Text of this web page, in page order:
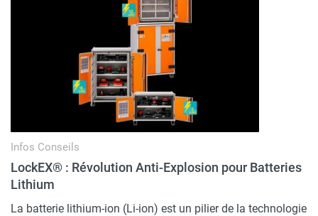
Infos Conseils
LockEX® : Révolution Anti-Explosion pour Batteries
Lithium
La batterie lithium-ion (Li-ion) est un pilier de la technologie